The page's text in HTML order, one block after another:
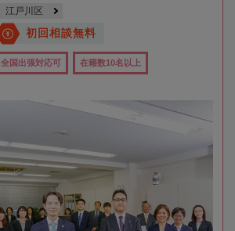
江戸川区
初回相談無料
全国出張対応可 在籍数10名以上